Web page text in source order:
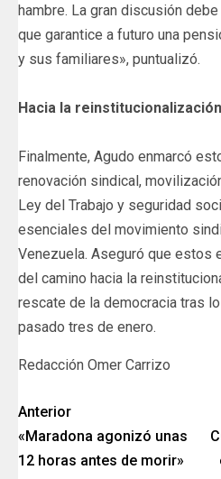
hambre. La gran discusión
que garantice a futuro una
y sus familiares», puntualizó.
‎​​Hacia la
‎Finalmente, Agudo enmarcó
renovación sindical,
Ley del Trabajo y seguridad
esenciales del movimiento
Venezuela. Aseguró que estos
del camino hacia la
rescate de la democracia tras
pasado tres de enero.
Redacción Omer Carrizo
Anterior
«Maradona agonizó unas
12 horas antes de morir»